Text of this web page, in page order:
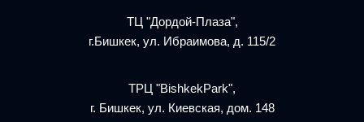
ТЦ "Дордой-Плаза",
г.Бишкек, ул. Ибраимова, д. 115/2
ТРЦ "BishkekPark",
г. Бишкек, ул. Киевская, дом. 148